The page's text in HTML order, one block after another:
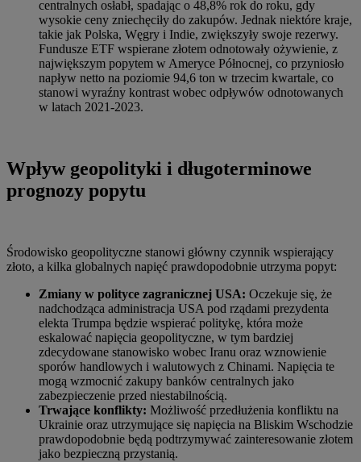
centralnych osłabł, spadając o 48,8% rok do roku, gdy
wysokie ceny zniechęciły do zakupów. Jednak niektóre kraje,
takie jak Polska, Węgry i Indie, zwiększyły swoje rezerwy.
Fundusze ETF wspierane złotem odnotowały ożywienie, z
największym popytem w Ameryce Północnej, co przyniosło
napływ netto na poziomie 94,6 ton w trzecim kwartale, co
stanowi wyraźny kontrast wobec odpływów odnotowanych
w latach 2021-2023.
Wpływ geopolityki i długoterminowe
prognozy popytu
Środowisko geopolityczne stanowi główny czynnik wspierający
złoto, a kilka globalnych napięć prawdopodobnie utrzyma popyt:
Zmiany w polityce zagranicznej USA: Oczekuje się, że
nadchodząca administracja USA pod rządami prezydenta
elekta Trumpa będzie wspierać politykę, która może
eskalować napięcia geopolityczne, w tym bardziej
zdecydowane stanowisko wobec Iranu oraz wznowienie
sporów handlowych i walutowych z Chinami. Napięcia te
mogą wzmocnić zakupy banków centralnych jako
zabezpieczenie przed niestabilnością.
Trwające konflikty: Możliwość przedłużenia konfliktu na
Ukrainie oraz utrzymujące się napięcia na Bliskim Wschodzie
prawdopodobnie będą podtrzymywać zainteresowanie złotem
jako bezpieczną przystanią.